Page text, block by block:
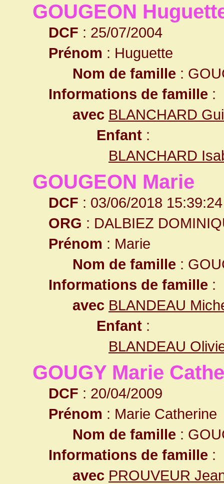
GOUGEON
DCF : 25/07/2004
Prénom : Huguette
Nom de famille :
Informations de famille :
avec BLANCHARD
Enfant :
BLANCHARD
GOUGEON Marie
DCF : 03/06/2018 15:39:24
ORG : DALBIEZ
Prénom : Marie
Nom de famille :
Informations de famille :
avec BLANDEAU
Enfant :
BLANDEAU
GOUGY Marie
DCF : 20/04/2009
Prénom : Marie Catherine
Nom de famille :
Informations de famille :
avec PROUVEUR